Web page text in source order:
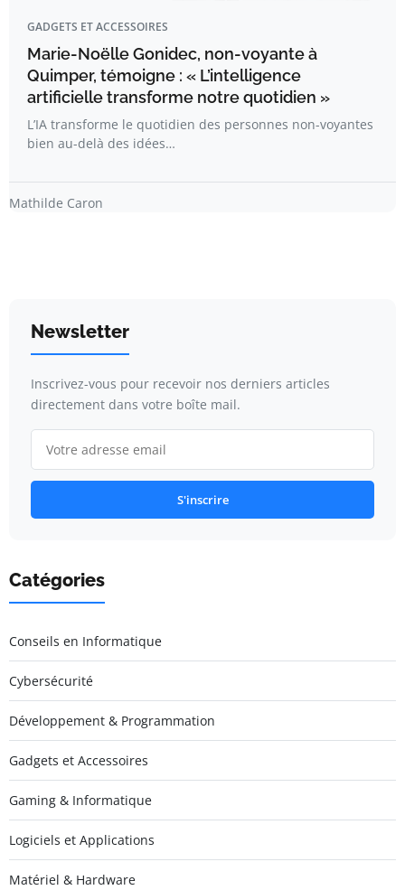
GADGETS ET ACCESSOIRES
Marie-Noëlle Gonidec, non-voyante à
Quimper, témoigne : « L’intelligence
artificielle transforme notre quotidien »
L’IA transforme le quotidien des personnes non-voyantes
bien au-delà des idées…
Mathilde Caron
Newsletter
Inscrivez-vous pour recevoir nos derniers articles
directement dans votre boîte mail.
S'inscrire
Catégories
Conseils en Informatique
Cybersécurité
Développement & Programmation
Gadgets et Accessoires
Gaming & Informatique
Logiciels et Applications
Matériel & Hardware